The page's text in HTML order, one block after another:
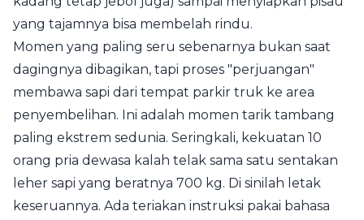
yang tajamnya bisa membelah rindu.
Momen yang paling seru sebenarnya bukan saat
dagingnya dibagikan, tapi proses "perjuangan"
membawa sapi dari tempat parkir truk ke area
penyembelihan. Ini adalah momen tarik tambang
paling ekstrem sedunia. Seringkali, kekuatan 10
orang pria dewasa kalah telak sama satu sentakan
leher sapi yang beratnya 700 kg. Di sinilah letak
keseruannya. Ada teriakan instruksi pakai bahasa